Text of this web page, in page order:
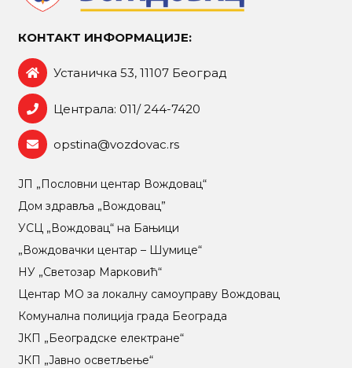
КОНТАКТ ИНФОРМАЦИЈЕ:
Устаничка 53, 11107 Београд
Централа: 011/ 244-7420
opstina@vozdovac.rs
ЈП „Пословни центар Вождовац“
Дом здравља „Вождовац”
УСЦ „Вождовац“ на Бањици
„Вождовачки центар – Шумице“
НУ „Светозар Марковић“
Центар МO за локалну самоуправу Вождовац
Комунална полиција града Београда
ЈКП „Београдске електране“
ЈКП „Јавно осветљење“